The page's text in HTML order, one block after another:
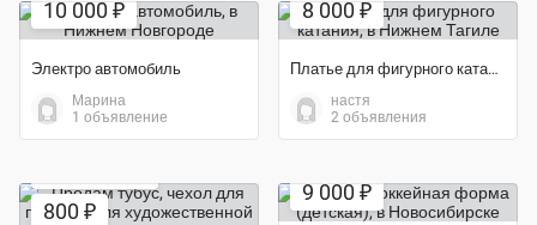
10 000 ₽
Электро автомобиль
Марина
1 объявление
8 000 ₽
Платье для фигурного катания
настя
2 объявления
800 ₽
9 000 ₽